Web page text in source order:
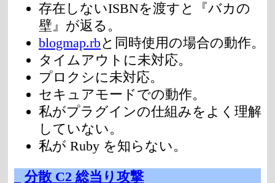
存在しないISBNを渡すと『バカの
壁』が返る。
blogmap.rbと同時使用の場合の動作。
タイムアウトに未対応。
プロクシに未対応。
セキュアモードでの動作。
私がプラグインの仕組みをよく理解
していない。
私が Ruby を知らない。
分散 C2 総当り攻撃